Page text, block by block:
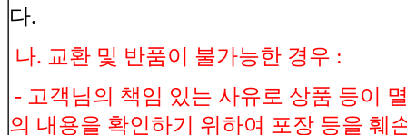
다.
나. 교환 및 반품이 불가능한 경우 :
- 고객님의 책임 있는 사유로 상품 등이
의 내용을 확인하기 위하여 포장 등을 훼